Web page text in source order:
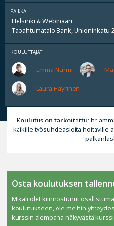
PAIKKA
Helsinki & Webinaari
Tapahtumatalo Bank, Unioninkatu
KOULUTTAJAT
Emma Nurmi
Laura Häyrinen
Koulutus on tarkoitettu:hr-
kaikille työsuhdeasioita hoitaville
Osta koulutuksen
Mikäli olet kiinnostunut
koulutukseen, ole meihin
kurssin alempana näkyvästä